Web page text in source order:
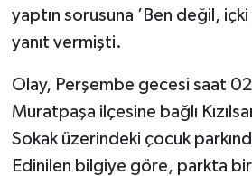
yaptın sorusuna ’Ben değil, içki
yanıt vermişti.
Olay, Perşembe gecesi saat
Muratpaşa ilçesine bağlı
Sokak üzerindeki çocuk
Edinilen bilgiye göre, parkta